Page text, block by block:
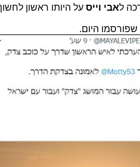
ל אבי וייסעל היותו ראשון לחשוף
היום.